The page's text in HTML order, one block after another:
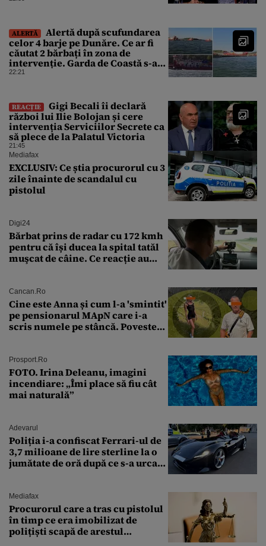
ALERTĂ
Alertă după scufundarea
celor 4 barje pe Dunăre. Ce ar fi
căutat 2 bărbați în zona de
intervenție. Garda de Coastă s-a
deplasat urgent
22:21
REACȚIE
Gigi Becali îi declară
război lui Ilie Bolojan și cere
intervenția Serviciilor Secrete ca
să plece de la Palatul Victoria
21:45
Mediafax
EXCLUSIV: Ce știa procurorul cu 3
zile înainte de scandalul cu
pistolul
Digi24
Bărbat prins de radar cu 172 kmh
pentru că își ducea la spital tatăl
muşcat de câine. Ce reacție au
Cancan.ro
Cine este Anna și cum l-a 'smintit'
pe pensionarul MApN care i-a
scris numele pe stâncă. Povestea
Transfăgărășan
Prosport.ro
FOTO. Irina Deleanu, imagini
incendiare: „Îmi place să fiu cât
mai naturală”
Adevarul
Poliția i-a confiscat Ferrari-ul de
3,7 milioane de lire sterline la o
jumătate de oră după ce s-a urcat
Mediafax
Procurorul care a tras cu pistolul
în timp ce era imobilizat de
polițiști scapă de arestul